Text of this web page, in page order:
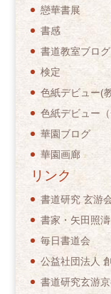
戀華書展
書感
書道教室ブログ
検定
色紙デビュー(
色紙デビュー（
華園ブログ
華園画廊
リンク
書道研究 玄游
書家・矢田照
毎日書道会
公益社団法人
書道研究玄游